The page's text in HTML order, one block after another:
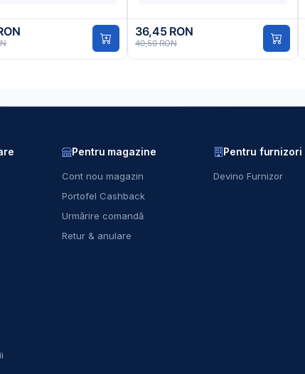
36,45 RON
40,50 RON
Pentru magazine
Cont nou magazin
Portofel Cashback
Urmărire comandă
Retur & anulare
Pentru furnizori
Devino Furnizor